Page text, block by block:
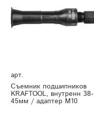
арт.
Съемник подшипников
KRAFTOOL, внутренн 38-
45мм / адаптер М10